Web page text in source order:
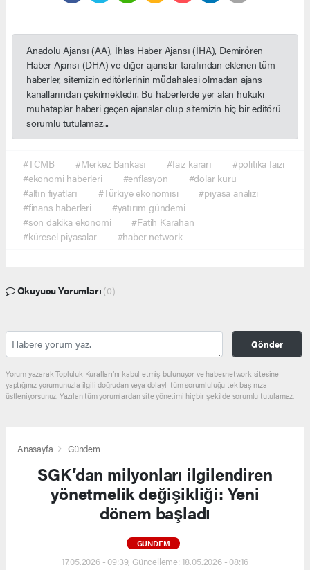
Anadolu Ajansı (AA), İhlas Haber Ajansı (İHA), Demirören
Haber Ajansı (DHA) ve diğer ajanslar tarafından eklenen tüm
haberler, sitemizin editörlerinin müdahalesi olmadan ajans
kanallarından çekilmektedir. Bu haberlerde yer alan hukuki
muhataplar haberi geçen ajanslar olup sitemizin hiç bir editörü
sorumlu tutulamaz...
#TCMB #Merkez Bankası #faiz kararı
#politika faizi
#ekonomi haberleri
#enflasyon
#dolar kuru
#altın fiyatları
#Türkiye ekonomisi
#piyasa analizi
#finans haberleri
#yatırım gündemi
#son dakika ekonomi
#Fatih Karahan
#küresel piyasalar
#haber network
Okuyucu Yorumları (0)
Gönder
Yorum yazarak Topluluk Kuralları’nı kabul etmiş bulunuyor ve haber.network sitesine
yaptığınız yorumunuzla ilgili doğrudan veya dolaylı tüm sorumluluğu tek başınıza
üstleniyorsunuz. Yazılan tüm yorumlardan site yönetimi hiçbir şekilde sorumlu tutulamaz.
Anasayfa Gündem
SGK’dan milyonları ilgilendiren
yönetmelik değişikliği: Yeni
dönem başladı
GÜNDEM
17.05.2026 - 09:39, Güncelleme: 18.05.2026 - 08:16